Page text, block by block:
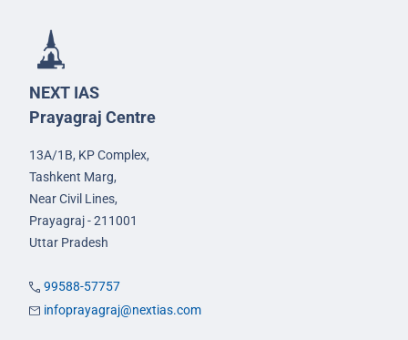
NEXT IAS
Prayagraj Centre
13A/1B, KP Complex,
Tashkent Marg,
Near Civil Lines,
Prayagraj - 211001
Uttar Pradesh
99588-57757
infoprayagraj@nextias.com